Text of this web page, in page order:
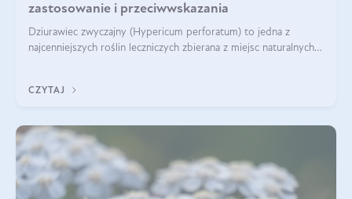
zastosowanie i przeciwwskazania
Dziurawiec zwyczajny (Hypericum perforatum) to jedna z
najcenniejszych roślin leczniczych zbierana z miejsc naturalnych i
CZYTAJ